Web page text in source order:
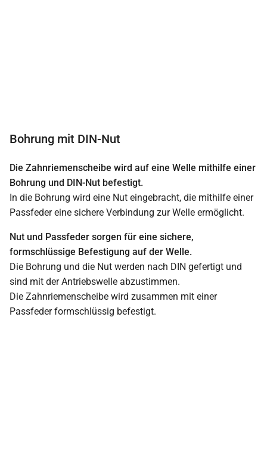
Bohrung mit DIN-Nut
Die Zahnriemenscheibe wird auf eine Welle mithilfe einer
Bohrung und DIN-Nut befestigt.
In die Bohrung wird eine Nut eingebracht, die mithilfe einer
Passfeder eine sichere Verbindung zur Welle ermöglicht.
Nut und Passfeder sorgen für eine sichere,
formschlüssige Befestigung auf der Welle.
Die Bohrung und die Nut werden nach DIN gefertigt und
sind mit der Antriebswelle abzustimmen.
Die Zahnriemenscheibe wird zusammen mit einer
Passfeder formschlüssig befestigt.